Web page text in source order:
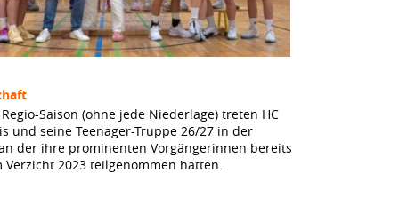
Saison (ohne jede Niederlage) treten HC
und seine Teenager-Truppe 26/27 in der
der ihre prominenten Vorgängerinnen bereits
Verzicht 2023 teilgenommen hatten.